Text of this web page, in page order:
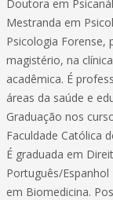
Doutora em
Mestranda em
Psicologia Forense,
magistério, na
acadêmica. É
áreas da saúde e
Graduação nos
Faculdade Católica
É graduada em
Português/
em Biomedicina.